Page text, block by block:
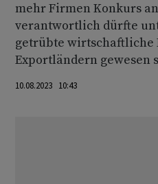
mehr Firmen Konkurs
verantwortlich dürfte
getrübte wirtschaftliche
Exportländern gewesen
10.08.2023 10:43